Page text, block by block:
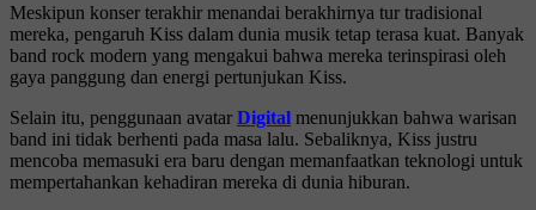
Meskipun konser terakhir menandai berakhirnya tur tradisional
mereka, pengaruh Kiss dalam dunia musik tetap terasa kuat. Banyak
band rock modern yang mengakui bahwa mereka terinspirasi oleh
gaya panggung dan energi pertunjukan Kiss.
Selain itu, penggunaan avatar Digital menunjukkan bahwa warisan
band ini tidak berhenti pada masa lalu. Sebaliknya, Kiss justru
mencoba memasuki era baru dengan memanfaatkan teknologi untuk
mempertahankan kehadiran mereka di dunia hiburan.